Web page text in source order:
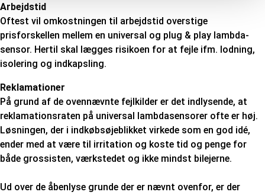
Arbejdstid
Oftest vil omkostningen til arbejdstid overstige
prisforskellen mellem en universal og plug & play lambda-
sensor. Hertil skal lægges risikoen for at fejle ifm. lodning,
isolering og indkapsling.
Reklamationer
På grund af de ovennævnte fejlkilder er det indlysende, at
reklamationsraten på universal lambdasensorer ofte er høj.
Løsningen, der i indkøbsøjeblikket virkede som en god idé,
ender med at være til irritation og koste tid og penge for
både grossisten, værkstedet og ikke mindst bilejerne.
Ud over de åbenlyse grunde der er nævnt ovenfor, er der